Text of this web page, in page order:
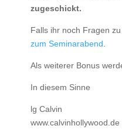
zugeschickt.
Falls ihr noch Fragen
zum Seminarabend
Als weiterer Bonus
In diesem Sinne
lg Calvin
www.calvinhollywood.de